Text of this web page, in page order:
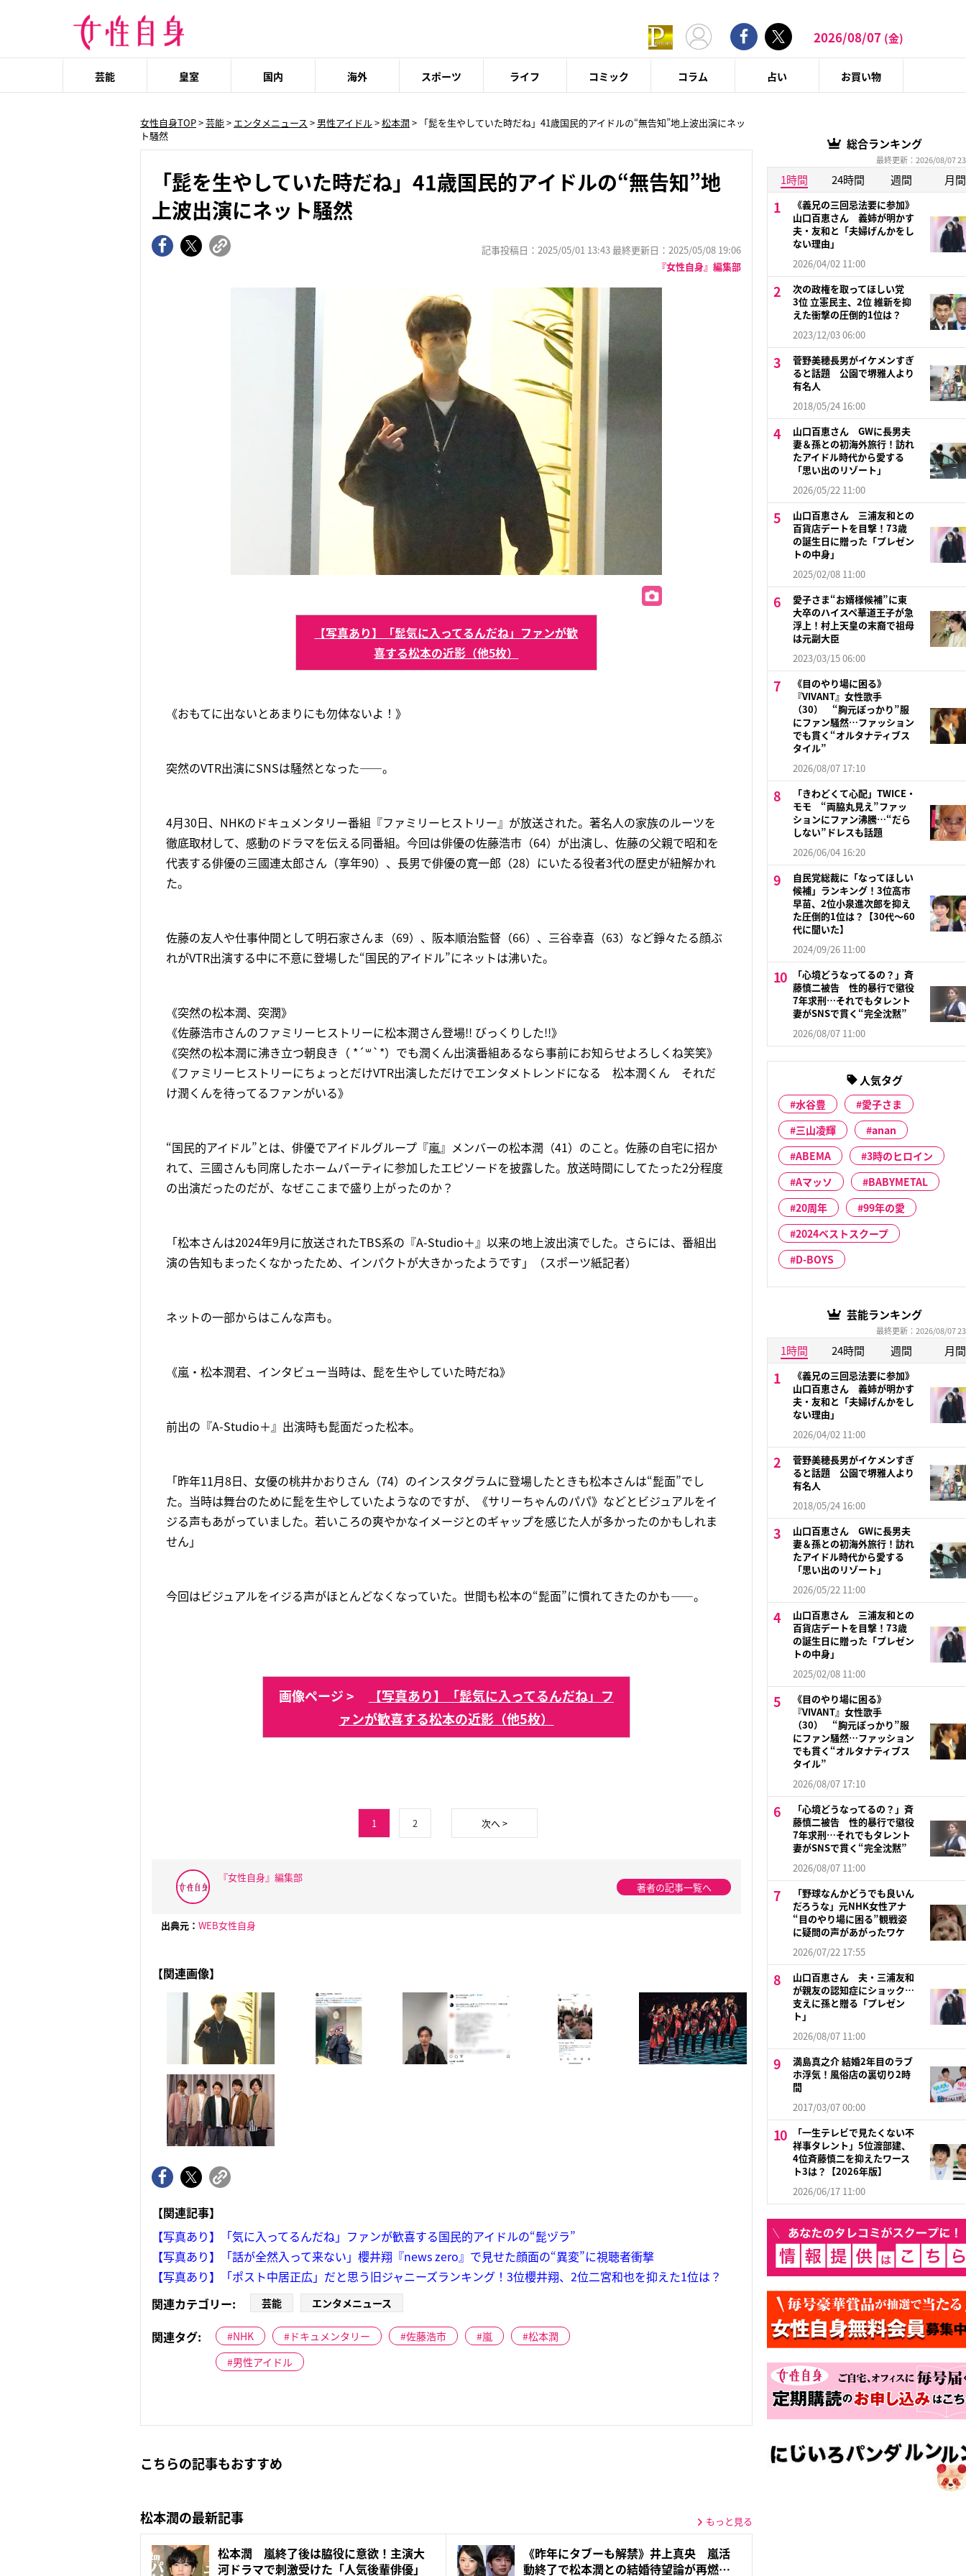
2026/08/07 (金)
芸能 皇室 国内 海外 スポーツ ライフ コミック コラム 占い お買い物
女性自身TOP>芸能> エンタメニュース > 男性アイドル>松本潤 > 「髭を生やしていた時だね」41歳国民的アイドルの“無告知”地上波出演にネッ
ト騒然
「髭を生やしていた時だね」41歳国民的アイドルの“無告知”地
上波出演にネット騒然
記事投稿日：2025/05/01 13:43 最終更新日：2025/05/08 19:06
『女性自身』編集部
【写真あり】「髭気に入ってるんだね」ファンが歓
喜する松本の近影（他5枚）
《おもてに出ないとあまりにも勿体ないよ！》
突然のVTR出演にSNSは騒然となった――。
4月30日、NHKのドキュメンタリー番組『ファミリーヒストリー』が放送された。著名人の家族のルーツを
徹底取材して、感動のドラマを伝える同番組。今回は俳優の佐藤浩市（64）が出演し、佐藤の父親で昭和を
代表する俳優の三國連太郎さん（享年90）、長男で俳優の寛一郎（28）にいたる役者3代の歴史が紐解かれ
た。
佐藤の友人や仕事仲間として明石家さんま（69）、阪本順治監督（66）、三谷幸喜（63）など錚々たる顔ぶ
れがVTR出演する中に不意に登場した“国民的アイドル”にネットは沸いた。
《突然の松本潤、突潤》
《佐藤浩市さんのファミリーヒストリーに松本潤さん登場!! びっくりした!!》
《突然の松本潤に沸き立つ朝良き（​ *´꒳`*​）でも潤くん出演番組あるなら事前にお知らせよろしくね笑笑》
《ファミリーヒストリーにちょっとだけVTR出演しただけでエンタメトレンドになる 松本潤くん それだ
け潤くんを待ってるファンがいる》
“国民的アイドル”とは、俳優でアイドルグループ『嵐』メンバーの松本潤（41）のこと。佐藤の自宅に招か
れて、三國さんも同席したホームパーティに参加したエピソードを披露した。放送時間にしてたった2分程度
の出演だったのだが、なぜここまで盛り上がったのか？
「松本さんは2024年9月に放送されたTBS系の『A-Studio＋』以来の地上波出演でした。さらには、番組出
演の告知もまったくなかったため、インパクトが大きかったようです」（スポーツ紙記者）
ネットの一部からはこんな声も。
《嵐・松本潤君、インタビュー当時は、髭を生やしていた時だね》
前出の『A-Studio＋』出演時も髭面だった松本。
「昨年11月8日、女優の桃井かおりさん（74）のインスタグラムに登場したときも松本さんは“髭面”でし
た。当時は舞台のために髭を生やしていたようなのですが、《サリーちゃんのパパ》などとビジュアルをイ
ジる声もあがっていました。若いころの爽やかなイメージとのギャップを感じた人が多かったのかもしれま
せん」
今回はビジュアルをイジる声がほとんどなくなっていた。世間も松本の“髭面”に慣れてきたのかも――。
画像ページ >
【写真あり】「髭気に入ってるんだね」フ
ァンが歓喜する松本の近影（他5枚）
1 2 次へ >
『女性自身』編集部
著者の記事一覧へ
出典元： WEB女性自身
【関連画像】
【関連記事】
【写真あり】「気に入ってるんだね」ファンが歓喜する国民的アイドルの“髭ヅラ”
【写真あり】「話が全然入って来ない」櫻井翔『news zero』で見せた顔面の“異変”に視聴者衝撃
【写真あり】「ポスト中居正広」だと思う旧ジャニーズランキング！3位櫻井翔、2位二宮和也を抑えた1位は？
関連カテゴリー:
芸能 エンタメニュース
関連タグ: NHK ドキュメンタリー 佐藤浩市 嵐
松本潤
男性アイドル
こちらの記事もおすすめ
松本潤の最新記事 もっと見る
松本潤 嵐終了後は脇役に意欲！主演大
河ドラマで刺激受けた「人気後輩俳優」
《昨年にタブーも解禁》井上真央 嵐活
動終了で松本潤との結婚待望論が再燃…
総合ランキング
最終更新：2026/08/07
1時間 24時間 週間 月間
《義兄の三回忌法要に参加》
山口百恵さん 義姉が明かす
夫・友和と「夫婦げんかをし
ない理由」
2026/04/02 11:00
次の政権を取ってほしい党
3位 立憲民主、2位 維新を抑
えた衝撃の圧倒的1位は？
2023/12/03 06:00
菅野美穂長男がイケメンすぎ
ると話題 公園で堺雅人より
有名人
2018/05/24 16:00
山口百恵さん GWに長男夫
妻＆孫との初海外旅行！訪れ
たアイドル時代から愛する
「思い出のリゾート」
2026/05/22 11:00
山口百恵さん 三浦友和との
百貨店デートを目撃！73歳
の誕生日に贈った「プレゼン
トの中身」
2025/02/08 11:00
愛子さま“お婿様候補”に東
大卒のハイスペ華道王子が急
浮上！村上天皇の末裔で祖母
は元副大臣
2023/03/15 06:00
《目のやり場に困る》
『VIVANT』女性歌手
（30） “胸元ぽっかり”服
にファン騒然…ファッション
でも貫く“オルタナティブス
タイル”
2026/08/07 17:10
「きわどくて心配」TWICE・
モモ “両脇丸見え”ファッ
ションにファン沸騰…“だら
しない”ドレスも話題
2026/06/04 16:20
自民党総裁に「なってほしい
候補」ランキング！3位高市
早苗、2位小泉進次郎を抑え
た圧倒的1位は？【30代〜60
代に聞いた】
2024/09/26 11:00
「心境どうなってるの？」斉
藤慎二被告 性的暴行で懲役
7年求刑…それでもタレント
妻がSNSで貫く“完全沈黙”
2026/08/07 11:00
人気タグ
水谷豊
愛子さま
三山凌輝
anan
ABEMA
3時のヒロイン
Aマッソ
BABYMETAL
20周年
99年の愛
2024ベストスクープ
D-BOYS
芸能ランキング
最終更新：2026/08/07
1時間 24時間 週間 月間
《義兄の三回忌法要に参加》
山口百恵さん 義姉が明かす
夫・友和と「夫婦げんかをし
ない理由」
2026/04/02 11:00
菅野美穂長男がイケメンすぎ
ると話題 公園で堺雅人より
有名人
2018/05/24 16:00
山口百恵さん GWに長男夫
妻＆孫との初海外旅行！訪れ
たアイドル時代から愛する
「思い出のリゾート」
2026/05/22 11:00
山口百恵さん 三浦友和との
百貨店デートを目撃！73歳
の誕生日に贈った「プレゼン
トの中身」
2025/02/08 11:00
《目のやり場に困る》
『VIVANT』女性歌手
（30） “胸元ぽっかり”服
にファン騒然…ファッション
でも貫く“オルタナティブス
タイル”
2026/08/07 17:10
「心境どうなってるの？」斉
藤慎二被告 性的暴行で懲役
7年求刑…それでもタレント
妻がSNSで貫く“完全沈黙”
2026/08/07 11:00
「野球なんかどうでも良いん
だろうな」元NHK女性アナ
“目のやり場に困る”観戦姿
に疑問の声があがったワケ
2026/07/22 17:55
山口百恵さん 夫・三浦友和
が親友の認知症にショック…
支えに孫と贈る「プレゼン
ト」
2026/08/07 11:00
満島真之介 結婚2年目のラブ
ホ浮気！風俗店の裏切り2時
間
2017/03/07 00:00
「一生テレビで見たくない不
祥事タレント」5位渡部建、
4位斉藤慎二を抑えたワース
ト3は？【2026年版】
2026/06/17 11:00